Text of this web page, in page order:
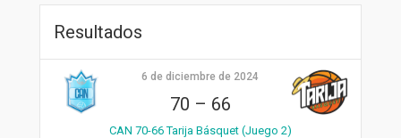
Resultados
6 de diciembre de 2024
70 – 66
CAN 70-66 Tarija Básquet (Juego 2)